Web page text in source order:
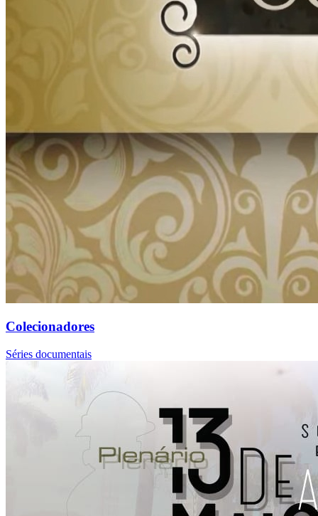
Colecionadores
Séries documentais